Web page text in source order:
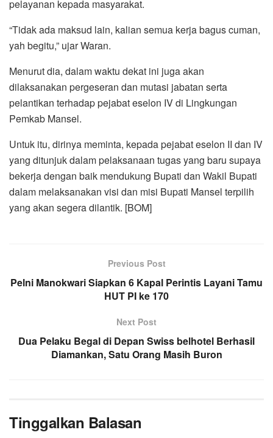
pelayanan kepada masyarakat.
“Tidak ada maksud lain, kalian semua kerja bagus cuman,
yah begitu,” ujar Waran.
Menurut dia, dalam waktu dekat ini juga akan
dilaksanakan pergeseran dan mutasi jabatan serta
pelantikan terhadap pejabat eselon IV di Lingkungan
Pemkab Mansel.
Untuk itu, dirinya meminta, kepada pejabat eselon II dan IV
yang ditunjuk dalam pelaksanaan tugas yang baru supaya
bekerja dengan baik mendukung Bupati dan Wakil Bupati
dalam melaksanakan visi dan misi Bupati Mansel terpilih
yang akan segera dilantik. [BOM]
Previous Post
Pelni Manokwari Siapkan 6 Kapal Perintis Layani Tamu
HUT PI ke 170
Next Post
Dua Pelaku Begal di Depan Swiss belhotel Berhasil
Diamankan, Satu Orang Masih Buron
Tinggalkan Balasan